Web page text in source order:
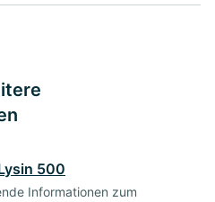
500
Informationen zum